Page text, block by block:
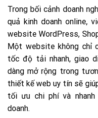
Trong bối cảnh doanh
quả kinh doanh online,
website WordPress,
Một website không chỉ
tốc độ tải nhanh, giao
dàng mở rộng trong
thiết kế web uy tín sẽ
tối ưu chi phí và
doanh.